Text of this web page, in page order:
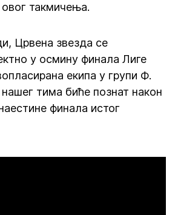
такмичења.
Црвена звезда се
у осмину финала Лиге
екипа у групи Ф.
тима биће познат након
финала истог